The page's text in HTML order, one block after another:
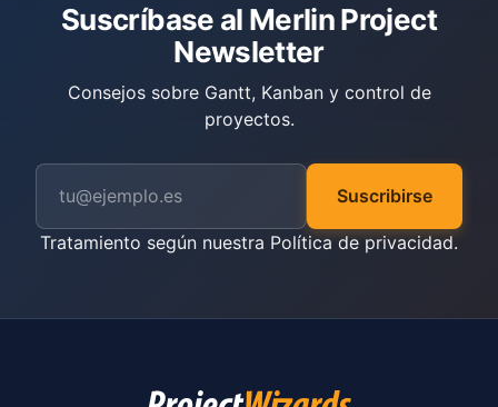
Suscríbase al Merlin Project
Newsletter
Consejos sobre Gantt, Kanban y control de
proyectos.
Suscribirse
Tratamiento según nuestra Política de privacidad.